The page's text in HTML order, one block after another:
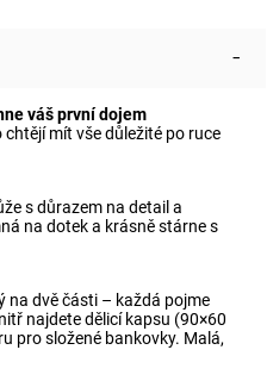
váš první dojem
mít vše důležité po ruce
s důrazem na detail a
na dotek a krásně stárne s
na dvě části – každá pojme
najdete dělicí kapsu (90×60
pro složené bankovky. Malá,